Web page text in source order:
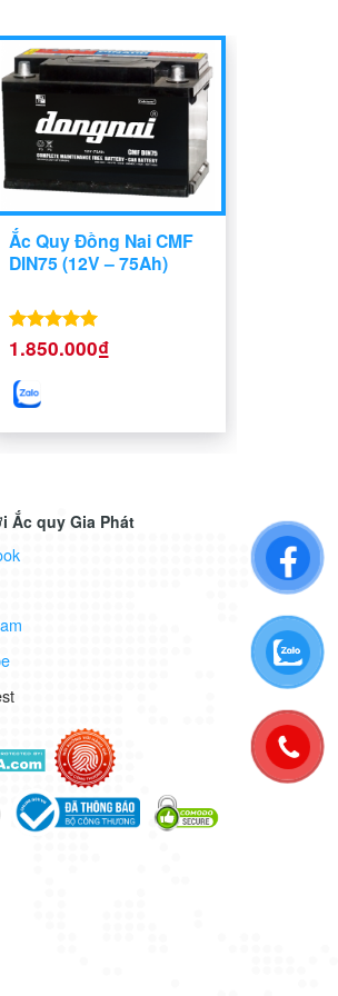
Ắc Quy Đồng Nai CMF
DIN75 (12V – 75Ah)
Được xếp
5 sao
1.850.000₫
Ắc quy Gia Phát